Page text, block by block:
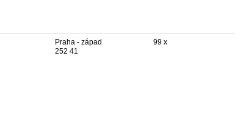
Praha - západ
252 41
99 x